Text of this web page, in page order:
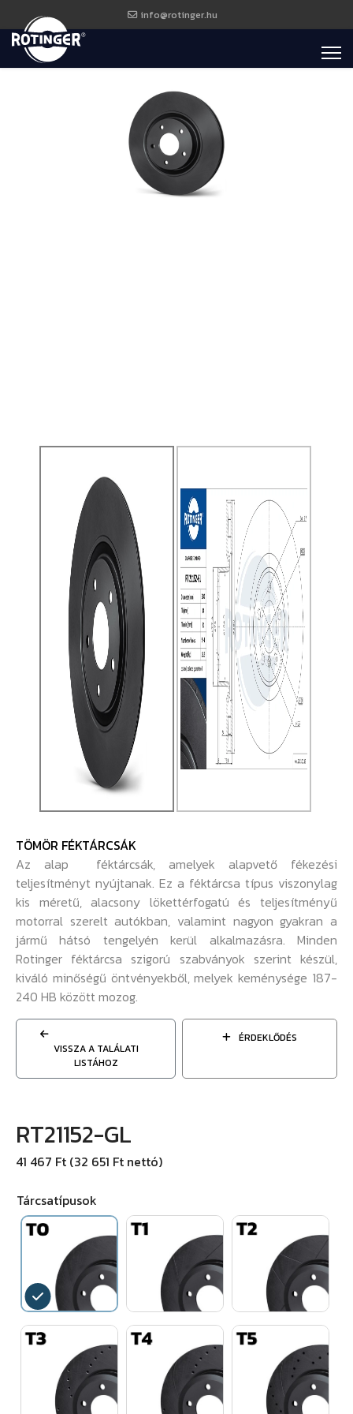
info@rotinger.hu
TÖMÖR FÉKTÁRCSÁK
Az alap féktárcsák, amelyek alapvető fékezési
teljesítményt nyújtanak. Ez a féktárcsa típus viszonylag
kis méretű, alacsony lökettérfogatú és teljesítményű
motorral szerelt autókban, valamint nagyon gyakran a
jármű hátsó tengelyén kerül alkalmazásra. Minden
Rotinger féktárcsa szigorú szabványok szerint készül,
kiváló minőségű öntvényekből, melyek keménysége 187-
240 HB között mozog.
VISSZA A TALÁLATI
LISTÁHOZ
ÉRDEKLŐDÉS
RT21152-GL
41 467 Ft (32 651 Ft nettó)
Tárcsatípusok